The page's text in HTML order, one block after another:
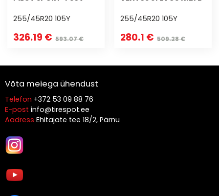
255/45R20 105Y
326.19 € 593.07 €
255/45R20 105Y
280.1 € 509.28 €
Võta meiega ühendust
Telefon +372 53 09 88 76
E-post info@tirespot.ee
Aadress Ehitajate tee 18/2, Pärnu